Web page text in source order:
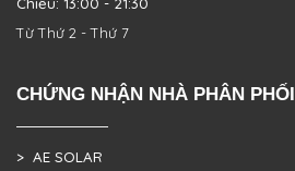
Từ Thứ 2 - Thứ 7
CHỨNG NHẬN NHÀ PHÂN PHỐI
> AE SOLAR